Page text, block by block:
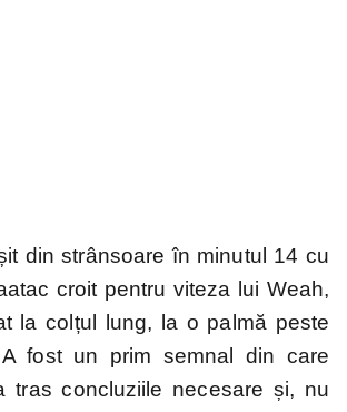
din strânsoare în minutul 14 cu
croit pentru viteza lui Weah,
la colțul lung, la o palmă peste
A fost un prim semnal din care
tras concluziile necesare și, nu